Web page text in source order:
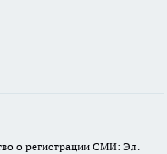
о регистрации СМИ: Эл.